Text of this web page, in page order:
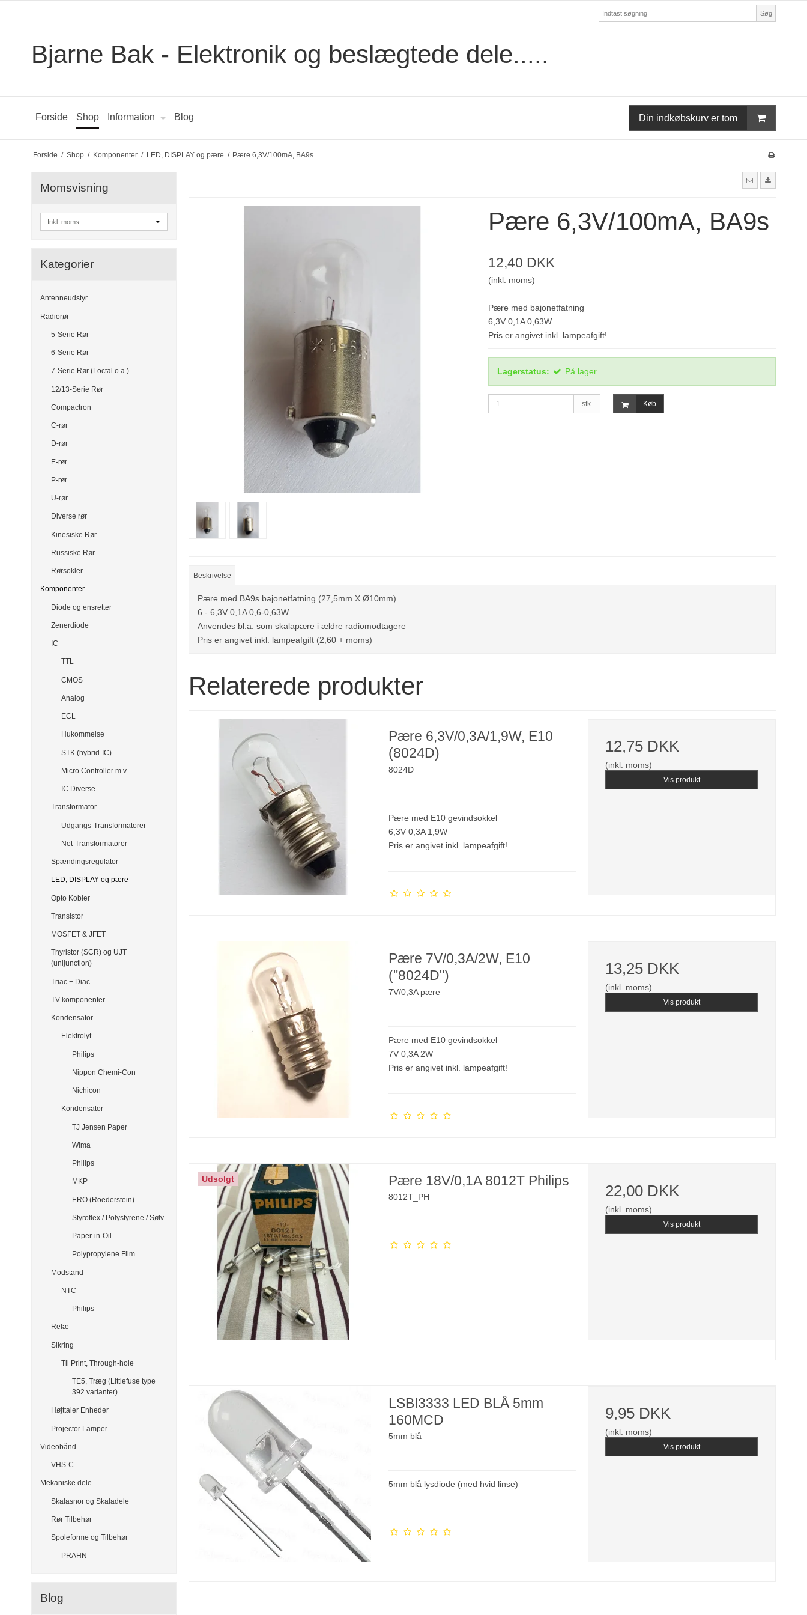
Søg
Bjarne Bak - Elektronik og beslægtede dele.....
Forside Shop Information Blog Din indkøbskurv er tom
Forside / Shop / Komponenter / LED, DISPLAY og pære / Pære 6,3V/100mA, BA9s
Momsvisning
Kategorier
Antenneudstyr
Radiorør
5-Serie Rør
6-Serie Rør
7-Serie Rør (Loctal o.a.)
12/13-Serie Rør
Compactron
C-rør
D-rør
E-rør
P-rør
U-rør
Diverse rør
Kinesiske Rør
Russiske Rør
Rørsokler
Komponenter
Diode og ensretter
Zenerdiode
IC
TTL
CMOS
Analog
ECL
Hukommelse
STK (hybrid-IC)
Micro Controller m.v.
IC Diverse
Transformator
Udgangs-Transformatorer
Net-Transformatorer
Spændingsregulator
LED, DISPLAY og pære
Opto Kobler
Transistor
MOSFET & JFET
Thyristor (SCR) og UJT
(unijunction)
Triac + Diac
TV komponenter
Kondensator
Elektrolyt
Philips
Nippon Chemi-Con
Nichicon
Kondensator
TJ Jensen Paper
Wima
Philips
MKP
ERO (Roederstein)
Styroflex / Polystyrene / Sølv
Paper-in-Oil
Polypropylene Film
Modstand
NTC
Philips
Relæ
Sikring
Til Print, Through-hole
TE5, Træg (Littlefuse type
392 varianter)
Højttaler Enheder
Projector Lamper
Videobånd
VHS-C
Mekaniske dele
Skalasnor og Skaladele
Rør Tilbehør
Spoleforme og Tilbehør
PRAHN
Blog
Pære 6,3V/100mA, BA9s
12,40 DKK
(inkl. moms)
Pære med bajonetfatning
6,3V 0,1A 0,63W
Pris er angivet inkl. lampeafgift!
Lagerstatus: På lager
stk. Køb
Beskrivelse
Pære med BA9s bajonetfatning (27,5mm X Ø10mm)
6 - 6,3V 0,1A 0,6-0,63W
Anvendes bl.a. som skalapære i ældre radiomodtagere
Pris er angivet inkl. lampeafgift (2,60 + moms)
Relaterede produkter
Pære 6,3V/0,3A/1,9W, E10
(8024D)
8024D
Pære med E10 gevindsokkel
6,3V 0,3A 1,9W
Pris er angivet inkl. lampeafgift!
12,75 DKK
(inkl. moms)
Vis produkt
Pære 7V/0,3A/2W, E10
("8024D")
7V/0,3A pære
Pære med E10 gevindsokkel
7V 0,3A 2W
Pris er angivet inkl. lampeafgift!
13,25 DKK
(inkl. moms)
Vis produkt
Udsolgt Pære 18V/0,1A 8012T Philips
8012T_PH 22,00 DKK
(inkl. moms)
Vis produkt
LSBI3333 LED BLÅ 5mm
160MCD
5mm blå
5mm blå lysdiode (med hvid linse)
9,95 DKK
(inkl. moms)
Vis produkt